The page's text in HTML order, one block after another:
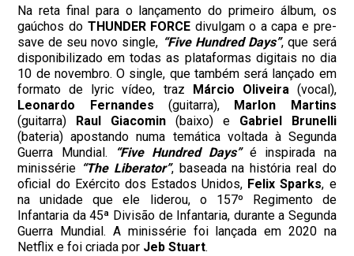
Na reta final para o lançamento do primeiro álbum, os
gaúchos do THUNDER FORCE divulgam o a capa e pre-
save de seu novo single, “Five Hundred Days”, que será
disponibilizado em todas as plataformas digitais no dia
10 de novembro. O single, que também será lançado em
formato de lyric vídeo, traz Márcio Oliveira(vocal),
Leonardo Fernandes (guitarra), Marlon Martins
(guitarra) Raul Giacomin (baixo) e Gabriel Brunelli
(bateria) apostando numa temática voltada à Segunda
Guerra Mundial.
“Five Hundred Days”é inspirada na
minissérie “The Liberator”, baseada na história real do
oficial do Exército dos Estados Unidos, Felix Sparks, e
na unidade que ele liderou, o 157º Regimento de
Infantaria da 45ª Divisão de Infantaria, durante a Segunda
Guerra Mundial. A minissérie foi lançada em 2020 na
Netflix e foi criada por Jeb Stuart.